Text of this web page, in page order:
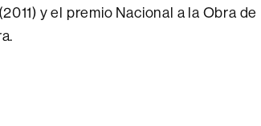
y el premio Nacional a la Obra de